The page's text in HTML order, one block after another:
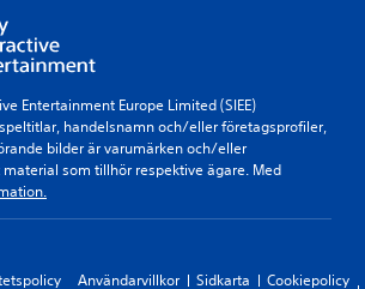
Entertainment Europe Limited (SIEE)
handelsnamn och/eller företagsprofiler,
bilder är varumärken och/eller
som tillhör respektive ägare. Med
Användarvillkor Sidkarta Cookiepolicy